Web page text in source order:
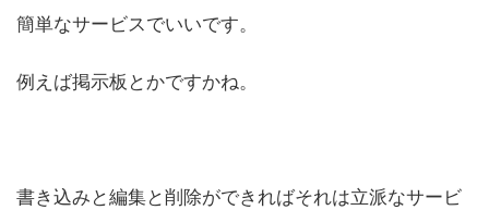
簡単なサービスでいいです。
例えば掲示板とかですかね。
書き込みと編集と削除ができればそれは立派なサービ